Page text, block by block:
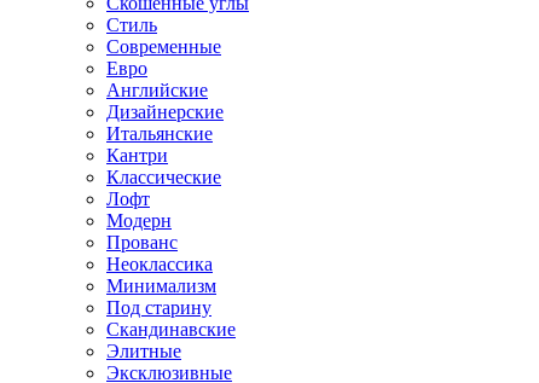
Стиль
Современные
Евро
Английские
Дизайнерские
Итальянские
Кантри
Классические
Лофт
Модерн
Прованс
Неоклассика
Минимализм
Под старину
Скандинавские
Элитные
Эксклюзивные